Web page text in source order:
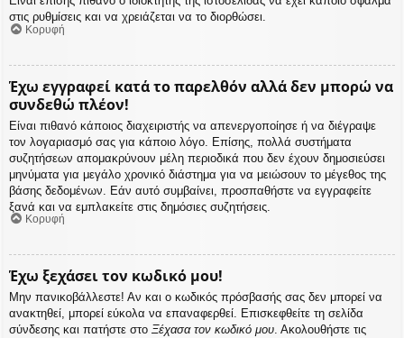
στις ρυθμίσεις και να χρειάζεται να το διορθώσει.
Κορυφή
Έχω εγγραφεί κατά το παρελθόν αλλά δεν μπορώ να
συνδεθώ πλέον!
Είναι πιθανό κάποιος διαχειριστής να απενεργοποίησε ή να διέγραψε
τον λογαριασμό σας για κάποιο λόγο. Επίσης, πολλά συστήματα
συζητήσεων απομακρύνουν μέλη περιοδικά που δεν έχουν δημοσιεύσει
μηνύματα για μεγάλο χρονικό διάστημα για να μειώσουν το μέγεθος της
βάσης δεδομένων. Εάν αυτό συμβαίνει, προσπαθήστε να εγγραφείτε
ξανά και να εμπλακείτε στις δημόσιες συζητήσεις.
Κορυφή
Έχω ξεχάσει τον κωδικό μου!
Μην πανικοβάλλεστε! Αν και ο κωδικός πρόσβασής σας δεν μπορεί να
ανακτηθεί, μπορεί εύκολα να επαναφερθεί. Επισκεφθείτε τη σελίδα
σύνδεσης και πατήστε στο Ξέχασα τον κωδικό μου. Ακολουθήστε τις